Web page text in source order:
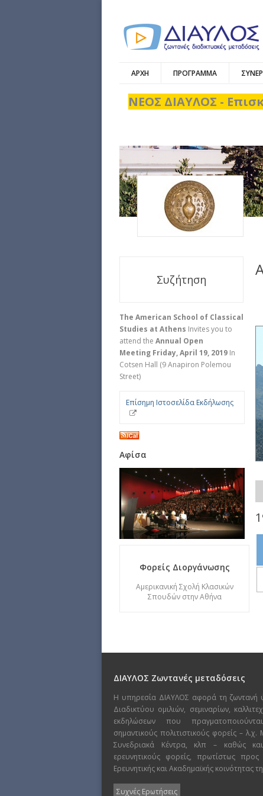
ΑΡΧΗ ΠΡΟΓΡΑΜΜΑ
ΝΕΟΣ ΔΙΑΥΛΟΣ -
Συζήτηση
The American School of Classical
Studies at Athens Invites you to
attend the Annual Open
Meeting Friday, April 19, 2019 In
Cotsen Hall (9 Anapiron Polemou
Street)
Επίσημη Ιστοσελίδα Εκδήλωσης
Αφίσα
Φορείς Διοργάνωσης
Αμερικανική Σχολή Κλασικών
Σπουδών στην Αθήνα
ΔΙΑΥΛΟΣ Ζωντανές μεταδόσεις
Η υπηρεσία ΔΙΑΥΛΟΣ αφορά τη ζωντανή
Διαδικτύου ομιλιών, σεμιναρίων,
εκδηλώσεων που
σημαντικούς πολιτιστικούς φορείς –
Συνεδριακά Κέντρα, κλπ – καθώς
ερευνητικούς φορείς, πρωτίστως
Ερευνητικής και Ακαδημαϊκής κοινότητας
Συχνές Ερωτήσεις